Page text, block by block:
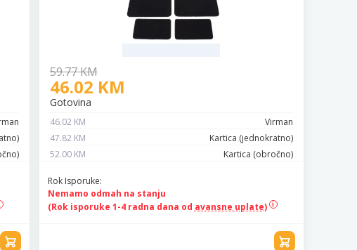
59.77 KM
46.02 KM
Gotovina
46.02 KM
Virman
47.82 KM
Kartica (jednokratno)
52.00 KM
Kartica (obročno)
Rok Isporuke:
Nemamo odmah na stanju
(Rok isporuke 1-4 radna dana od avansne uplate)